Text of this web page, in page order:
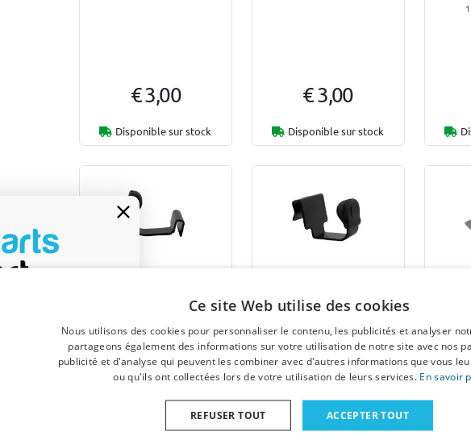
€ 3,00
Disponible sur stock
€ 3,00
Disponible sur stock
328 - Métal
Convient à Suzuki Swift
€ 2,99
Ce site Web utilise des cookies
Nous utilisons des cookies pour personnaliser le contenu, les publicités et analyser
partageons également des informations sur votre utilisation de notre site avec nos
publicité et d'analyse qui peuvent les combiner avec d'autres informations que vous
ou qu'ils ont collectées lors de votre utilisation de leurs services. En savoir
ACCEPTER TOUT
REFUSER TOUT
de 5 % ?
notre
code promo est